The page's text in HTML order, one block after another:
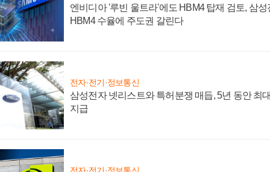
엔비디아 '루빈 울트라'에도 HBM4 탑재 검토, 삼성
HBM4 수율에 주도권 갈린다
전자·전기·정보통신
삼성전자 넷리스트와 특허분쟁 매듭, 5년 동안 최
지급
전자·전기·정보통신